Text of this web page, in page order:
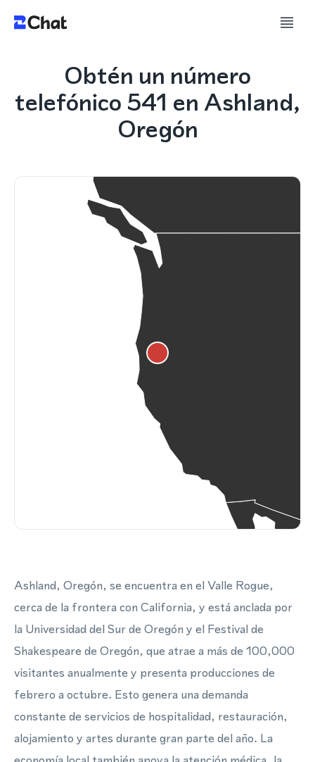
Obtén un número
telefónico 541 en Ashland,
Oregón
Ashland, Oregón, se encuentra en el Valle Rogue,
cerca de la frontera con California, y está anclada por
la Universidad del Sur de Oregón y el Festival de
Shakespeare de Oregón, que atrae a más de 100,000
visitantes anualmente y presenta producciones de
febrero a octubre. Esto genera una demanda
constante de servicios de hospitalidad, restauración,
alojamiento y artes durante gran parte del año. La